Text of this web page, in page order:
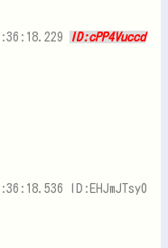
ID:cPP4Vuccd
ID:EHJmJTsy0